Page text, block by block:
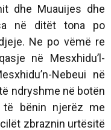
dhe Muauijes dhe
në ditët tona po
Ne po vëmë re
në Mesxhidu’l-
Nebeui në
ndryshme në botën
të bënin njerëz me
zbraznin urtësitë